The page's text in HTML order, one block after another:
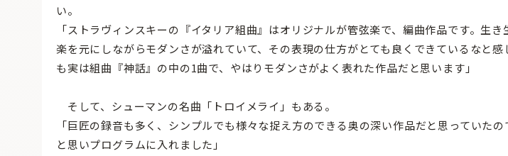
い。
「ストラヴィンスキーの『イタリア組曲』はオリジナルが管弦楽で、編曲作品です。生
楽を元にしながらモダンさが溢れていて、その表現の仕方がとても良くできているなと感
も実は組曲『神話』の中の1曲で、やはりモダンさがよく表れた作品だと思います」
そして、シューマンの名曲「トロイメライ」もある。
「巨匠の録音も多く、シンプルでも様々な捉え方のできる奥の深い作品だと思っていた
と思いプログラムに入れました」